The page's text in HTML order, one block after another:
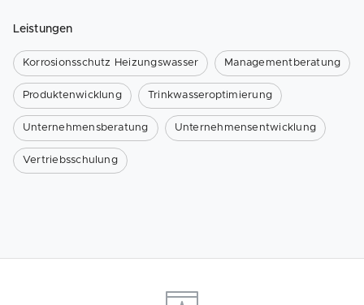
Leistungen
Korrosionsschutz Heizungswasser Managementberatung
Produktenwicklung Trinkwasseroptimierung
Unternehmensberatung Unternehmensentwicklung
Vertriebsschulung